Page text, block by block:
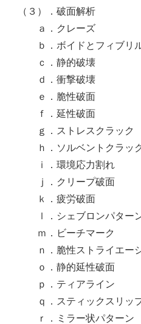
（３）．破面解析
ａ．クレーズ
ｂ．ボイドとフィブリ
ｃ．静的破壊
ｄ．衝撃破壊
ｅ．脆性破面
ｆ．延性破面
ｇ．ストレスクラック
ｈ．ソルベントクラッ
ｉ．環境応力割れ
ｊ．クリープ破面
ｋ．疲労破面
ｌ．シェブロンパター
ｍ．ビーチマーク
ｎ．脆性ストライエーシ
ｏ．静的延性破面
ｐ．ティアライン
ｑ．スティックスリッ
ｒ．ミラー状パターン